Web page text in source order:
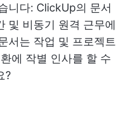
니다: ClickUp의 문서
및 비동기 원격 근무에
서는 작업 및 프로젝트
에 작별 인사를 할 수
?